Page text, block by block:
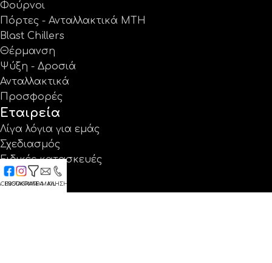
Φούρνοι
Πόρτες - Ανταλλακτικά MTH
Blast Chillers
Θέρμανση
Ψύξη - Δροσιά
Ανταλλακτικά
Προσφορές
Εταιρεία
Λίγα λόγια για εμάς
Σχεδιασμός
Ειδικές κατασκευές
Έργα
INSTAGRAM
ΦΙΛΤΡΑE-MAILΚΛΗΣΗ